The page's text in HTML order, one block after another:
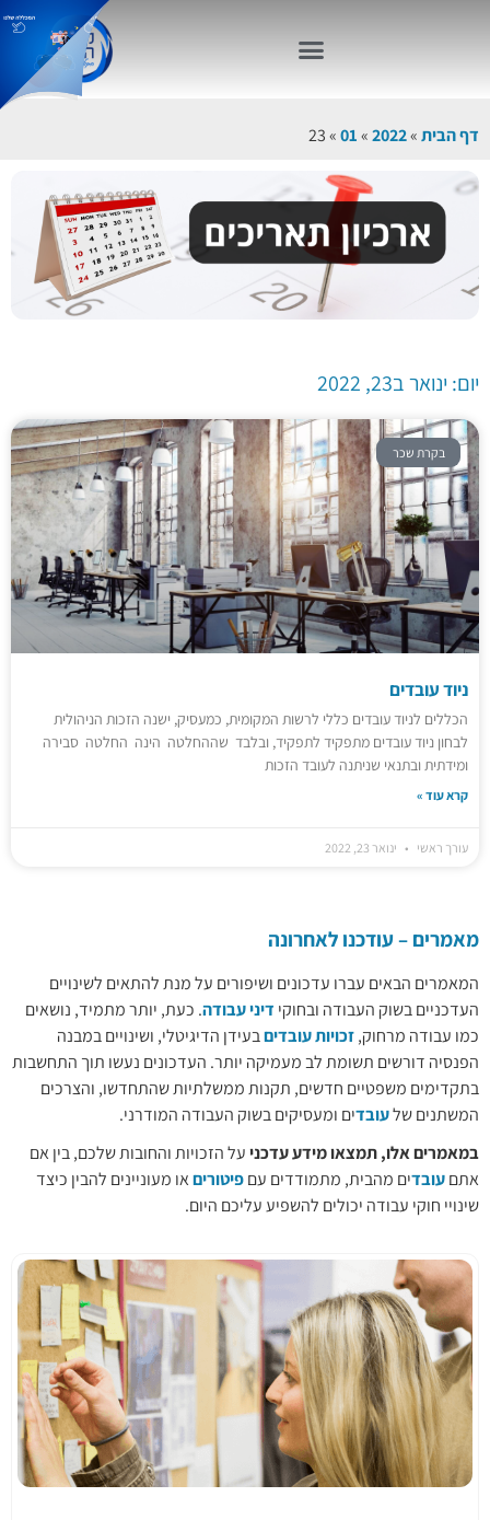
דף הבית»
2022
»
01
»
יום: ינואר ב23, 2022
בקרת שכר
ניוד עובדים
הכללים לניוד עובדים כללי לרשות המקומית, כמעסיק, ישנה הזכות הניהולית
לבחון ניוד עובדים מתפקיד לתפקיד, ובלבד שההחלטה הינה החלטה סבירה
ומידתית ובתנאי שניתנה לעובד הזכות
קרא עוד »
עורך ראשי ינואר 23, 2022
מאמרים – עודכנו לאחרונה
המאמרים הבאים עברו עדכונים ושיפורים על מנת להתאים לשינויים
העדכניים בשוק העבודה ובחוקי דיני עבודה. כעת, יותר מתמיד, נושאים
כמו עבודה מרחוק,זכויות עובדיםבעידן הדיגיטלי, ושינויים במבנה
הפנסיה דורשים תשומת לב מעמיקה יותר. העדכונים נעשו תוך התחשבות
בתקדימים משפטיים חדשים, תקנות ממשלתיות שהתחדשו, והצרכים
המשתנים שלעובדים ומעסיקים בשוק העבודה המודרני.
במאמרים אלו, תמצאו מידע עדכניעל הזכויות והחובות שלכם, בין אם
אתםעובדים מהבית, מתמודדים עםפיטוריםאו מעוניינים להבין כיצד
שינויי חוקי עבודה יכולים להשפיע עליכם היום.